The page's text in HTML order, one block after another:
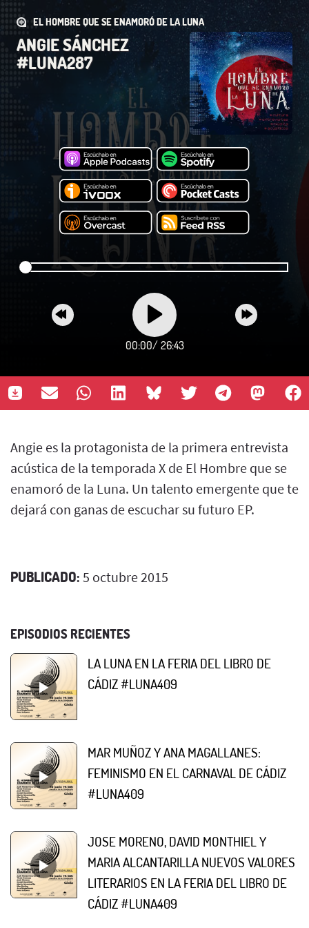
EL HOMBRE QUE SE ENAMORÓ DE LA LUNA
ANGIE SÁNCHEZ
#LUNA287
00:00/ 26:43
Angie es la protagonista de la primera entrevista
acústica de la temporada X de El Hombre que se
enamoró de la Luna. Un talento emergente que te
dejará con ganas de escuchar su futuro EP.
PUBLICADO: 5 octubre 2015
EPISODIOS RECIENTES
LA LUNA EN LA FERIA DEL LIBRO DE
CÁDIZ #LUNA409
MAR MUÑOZ Y ANA MAGALLANES:
FEMINISMO EN EL CARNAVAL DE CÁDIZ
#LUNA409
JOSE MORENO, DAVID MONTHIEL Y
MARIA ALCANTARILLA NUEVOS VALORES
LITERARIOS EN LA FERIA DEL LIBRO DE
CÁDIZ #LUNA409